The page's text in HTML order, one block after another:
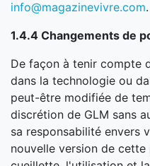
info@magazinevivre.com.
1.4.4 Changements de
De façon à tenir compte
dans la technologie ou
peut-être modifiée de
discrétion de GLM sans
sa responsabilité envers
nouvelle version de